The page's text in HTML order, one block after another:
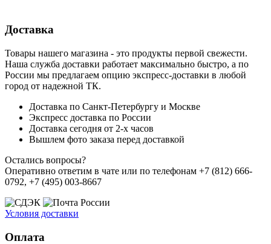
Доставка
Товары нашего магазина - это продукты первой свежести.
Наша служба доставки работает максимально быстро, а по
России мы предлагаем опцию экспресс-доставки в любой
город от надежной ТК.
Доставка по Санкт-Петербургу и Москве
Экспресс доставка по России
Доставка сегодня от 2-х часов
Вышлем фото заказа перед доставкой
Остались вопросы?
Оперативно ответим в чате или по телефонам +7 (812) 666-
0792, +7 (495) 003-8667
Условия доставки
Оплата